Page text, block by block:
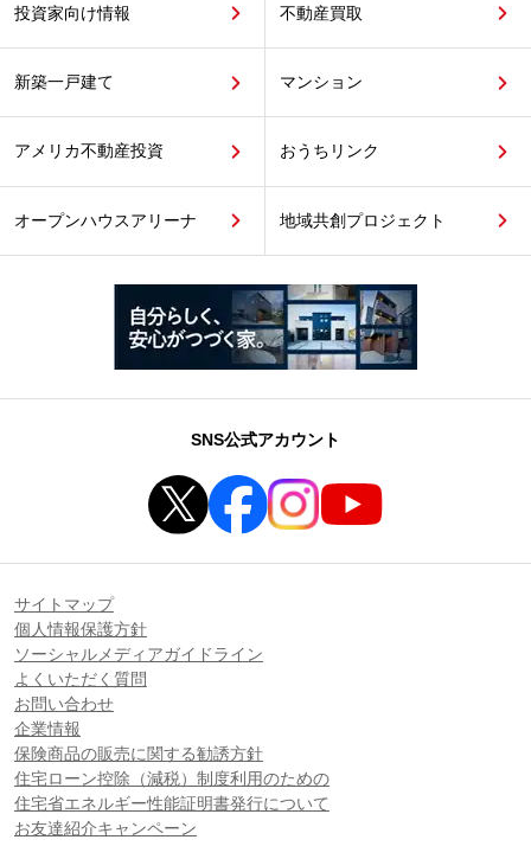
投資家向け情報 不動産買取
新築一戸建て マンション
アメリカ不動産投資 おうちリンク
オープンハウスアリーナ 地域共創プロジェクト
SNS公式アカウント
サイトマップ
個人情報保護方針
ソーシャルメディアガイドライン
よくいただく質問
お問い合わせ
企業情報
保険商品の販売に関する勧誘方針
住宅ローン控除（減税）制度利用のための
住宅省エネルギー性能証明書発行について
お友達紹介キャンペーン